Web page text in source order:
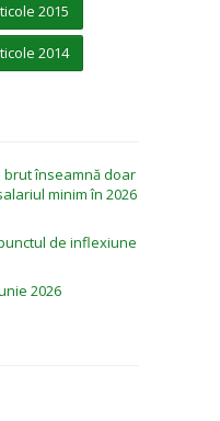
2015
2014
brut înseamnă doar
minim în 2026
de inflexiune
2026